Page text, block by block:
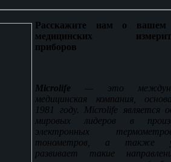
Расскажите нам о вашем
медицинских
приборов
Microlife — это
медицинская компания,
1981 году. Microlife является
мировых лидеров в
электронных
тонометров, а также
развивает такие